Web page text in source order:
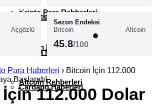
XRP Haberleri
Solana Haberleri
Cardano Haberleri
Kripto Para Rehberleri
Bitcoin Rehberleri
Altcoin Rehberleri
Açgözlü
Sezon Endeksi
Bitcoin
Altcoin
45.8/100
Para Haberleri › Bitcoin İçin 112.000
Başlandı!
112.000 Dolar